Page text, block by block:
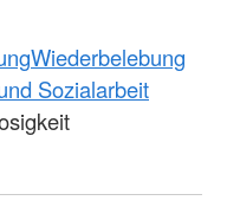
Wiederbelebung
Sozialarbeit